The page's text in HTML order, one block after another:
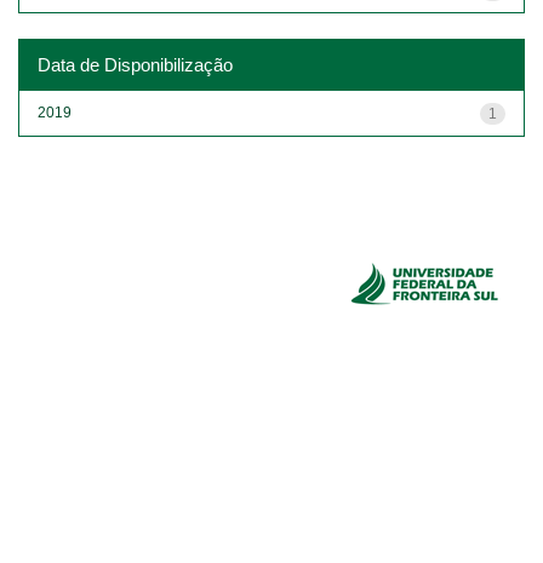
Data de Disponibilização
1
2019